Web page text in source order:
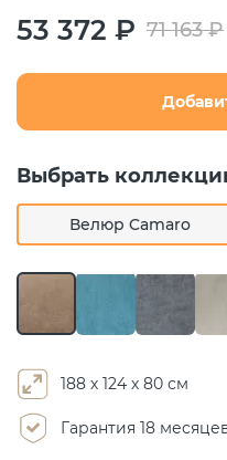
53 372 ₽ 71 163 ₽
Выбрать
Велюр Camaro
188 х 124 х 80 см
Гарантия 18